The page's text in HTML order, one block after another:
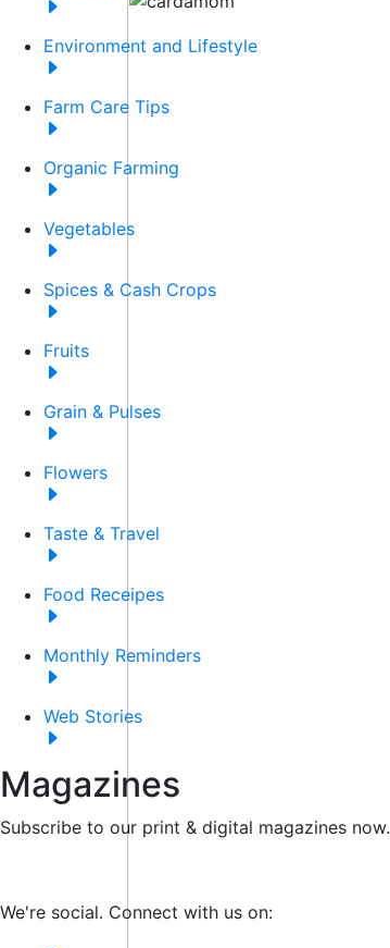
Environment and Lifestyle
Farm Care Tips
Organic Farming
Vegetables
Spices & Cash Crops
Fruits
Grain & Pulses
Flowers
Taste & Travel
Food Receipes
Monthly Reminders
Web Stories
Magazines
Subscribe to our print & digital magazines now.
We're social. Connect with us on: